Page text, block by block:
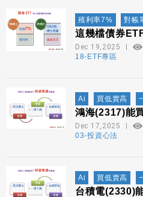
殖利率7% 對帳
這幾檔債券
Dec 19,2025
18-ETF專區
Ai 買低賣高
鴻海(2317)能
Dec 17,2025
03-投資心法
Ai 買低賣高
台積電(2330)